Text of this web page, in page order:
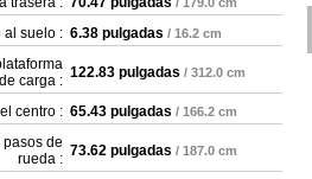
al suelo : 6.38 pulgadas / 16.2 cm
de carga : 122.83 pulgadas / 312.0 cm
centro : 65.43 pulgadas / 166.2 cm
de
rueda : 73.62 pulgadas / 187.0 cm